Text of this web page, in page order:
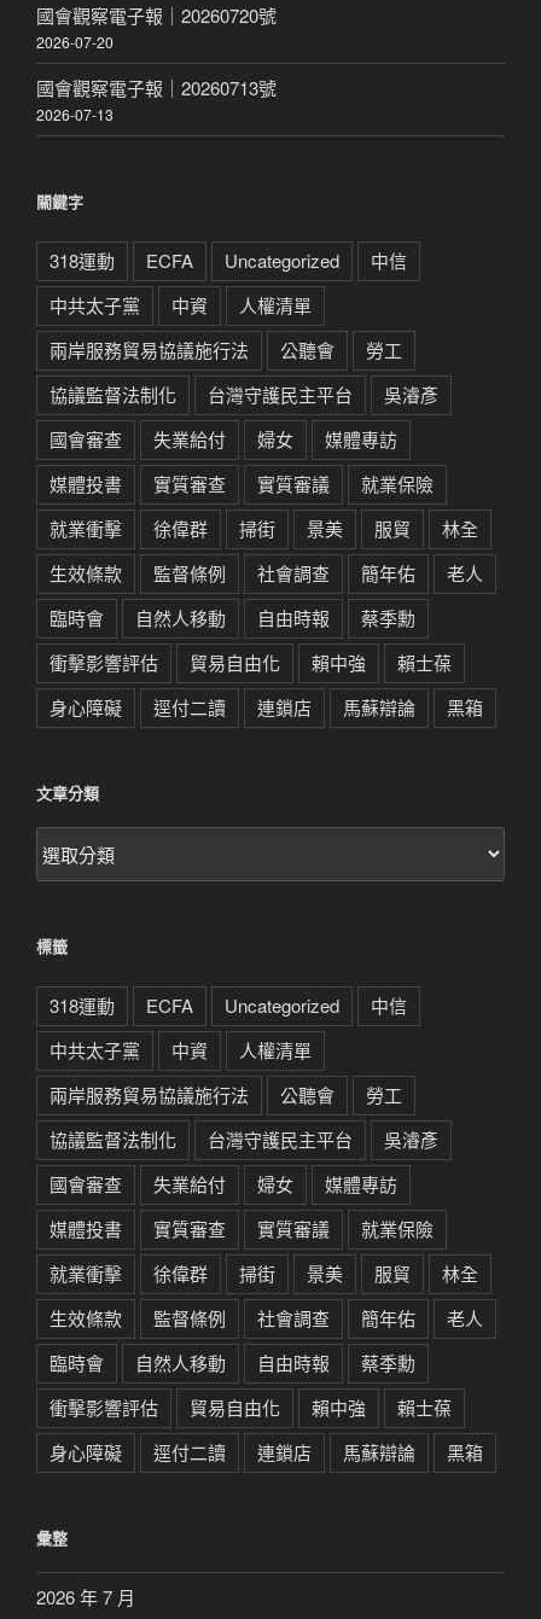
國會觀察電子報｜20260720號
2026-07-20
國會觀察電子報｜20260713號
2026-07-13
關鍵字
318運動 ECFA Uncategorized
中信
中共太子黨
中資
人權清單
兩岸服務貿易協議施行法
公聽會
勞工
協議監督法制化
台灣守護民主平台
吳濬彥
國會審查
失業給付 婦女
媒體專訪
媒體投書
實質審查 實質審議
就業保險
就業衝擊
徐偉群 掃街 景美 服貿
林全
生效條款
監督條例 社會調查 簡年佑
老人
臨時會
自然人移動 自由時報
蔡季勳
衝擊影響評估
貿易自由化 賴中強
賴士葆
身心障礙
逕付二讀 連鎖店 馬蘇辯論 黑箱
文章分類
文
章
標籤
318運動 ECFA Uncategorized
中信
中共太子黨
中資
人權清單
兩岸服務貿易協議施行法
公聽會
勞工
協議監督法制化
台灣守護民主平台
吳濬彥
國會審查
失業給付 婦女
媒體專訪
媒體投書
實質審查 實質審議
就業保險
就業衝擊
徐偉群 掃街 景美 服貿
林全
生效條款
監督條例 社會調查 簡年佑
老人
臨時會
自然人移動 自由時報
蔡季勳
衝擊影響評估
貿易自由化 賴中強
賴士葆
身心障礙
逕付二讀 連鎖店 馬蘇辯論 黑箱
彙整
2026 年 7 月